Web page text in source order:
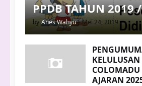
PPDB TAHUN 2019
by Anes Wahyu - Mei 24, 2019
COLOMADU
AJARAN